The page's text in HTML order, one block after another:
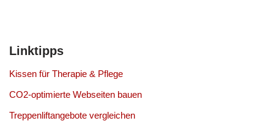
Linktipps
Kissen für Therapie & Pflege
CO2-optimierte Webseiten bauen
Treppenliftangebote vergleichen